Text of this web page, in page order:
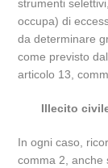
strumenti
occupa) di
da determinare
come previsto
articolo 13,
Illecito
In ogni caso,
comma 2, anche